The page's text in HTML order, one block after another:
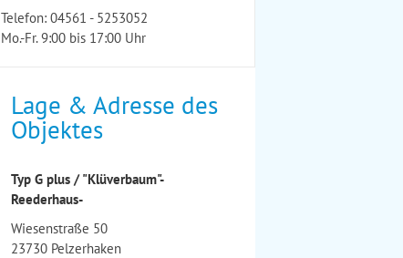
Telefon: 04561 - 5253052
Mo.-Fr. 9:00 bis 17:00 Uhr
Lage & Adresse des
Objektes
Typ G plus / "Klüverbaum"-
Reederhaus-
Wiesenstraße 50
23730 Pelzerhaken